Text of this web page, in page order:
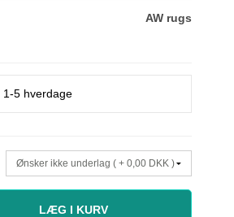
AW rugs
1-5 hverdage
LÆG I KURV